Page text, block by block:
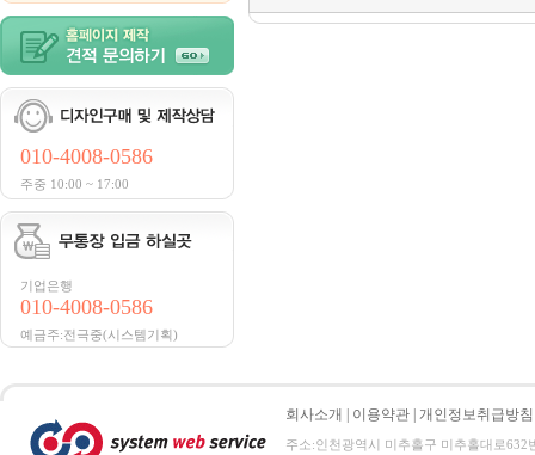
010-4008-0586
주중 10:00 ~ 17:00
기업은행
010-4008-0586
예금주:전극중(시스템기획)
회사소개 이용약관 개인정보취급방침
주소:인천광역시 미추홀구 미추홀대로